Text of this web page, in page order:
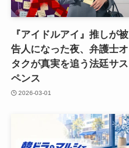
『アイドルアイ』推しが被
告人になった夜、弁護士オ
タクが真実を追う法廷サス
ペンス
2026-03-01